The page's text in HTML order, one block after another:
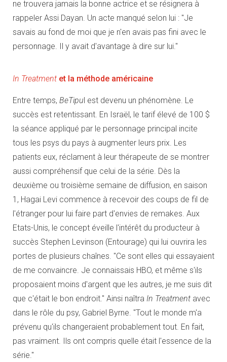
ne trouvera jamais la bonne actrice et se résignera à
rappeler Assi Dayan. Un acte manqué selon lui : "Je
savais au fond de moi que je n'en avais pas fini avec le
personnage. Il y avait d'avantage à dire sur lui."
In Treatment et la méthode américaine
Entre temps, BeTipul est devenu un phénomène. Le
succès est retentissant. En Israël, le tarif élevé de 100 $
la séance appliqué par le personnage principal incite
tous les psys du pays à augmenter leurs prix. Les
patients eux, réclament à leur thérapeute de se montrer
aussi compréhensif que celui de la série. Dès la
deuxième ou troisième semaine de diffusion, en saison
1, Hagai Levi commence à recevoir des coups de fil de
l'étranger pour lui faire part d'envies de remakes. Aux
Etats-Unis, le concept éveille l'intérêt du producteur à
succès Stephen Levinson (Entourage) qui lui ouvrira les
portes de plusieurs chaînes. "Ce sont elles qui essayaient
de me convaincre. Je connaissais HBO, et même s'ils
proposaient moins d'argent que les autres, je me suis dit
que c'était le bon endroit." Ainsi naîtra In Treatment avec
dans le rôle du psy, Gabriel Byrne. "Tout le monde m'a
prévenu qu'ils changeraient probablement tout. En fait,
pas vraiment. Ils ont compris quelle était l'essence de la
série."